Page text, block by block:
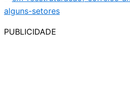
PUBLICIDADE